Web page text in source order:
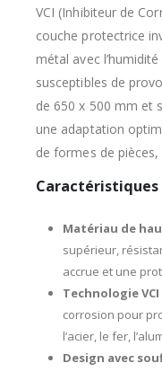
VCI (Inhibiteur de
couche protectrice
métal avec
susceptibles de
de 650 x 500 mm et
une adaptation
de formes de
Caractéristiques
Matériau de
supérieur,
accrue et une
Technologie VCI
corrosion pour
l’acier, le fer,
Design avec